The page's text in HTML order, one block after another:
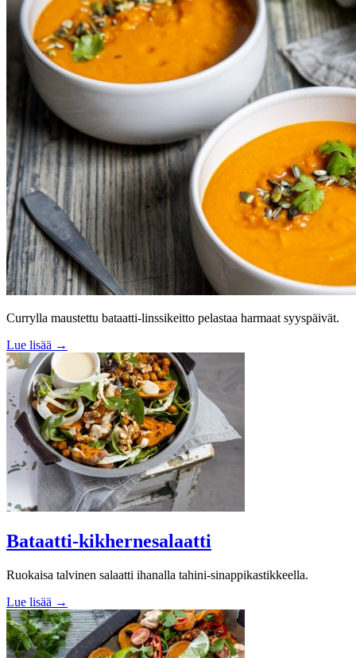
Currylla maustettu bataatti-linssikeitto pelastaa harmaat syyspäivät.
Lue lisää →
Bataatti-kikhernesalaatti
Ruokaisa talvinen salaatti ihanalla tahini-sinappikastikkeella.
Lue lisää →